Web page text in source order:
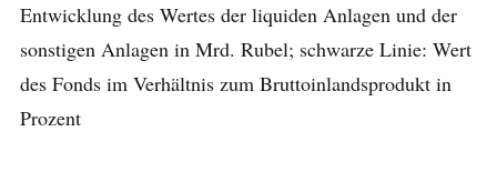
Entwicklung des Wertes der liquiden Anlagen und der
sonstigen Anlagen in Mrd. Rubel; schwarze Linie: Wert
des Fonds im Verhältnis zum Bruttoinlandsprodukt in
Prozent